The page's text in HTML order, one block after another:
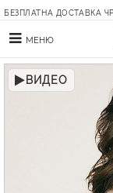
БЕЗПЛАТНА ДОСТАВКА
МЕНЮ
ВИДЕО